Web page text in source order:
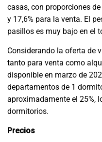
casas, con proporciones
y 17,6% para la venta. El
pasillos es muy bajo en el
Considerando la oferta de
tanto para venta como
disponible en marzo de
departamentos de 1
aproximadamente el 25%,
dormitorios.
Precios